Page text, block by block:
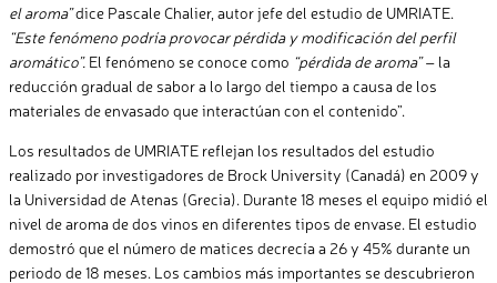
el aroma”dice Pascale Chalier, autor jefe del estudio de UMRIATE.
“Este fenómeno podría provocar pérdida y modificación del perfil
aromático”. El fenómeno se conoce como “pérdida de aroma”– la
reducción gradual de sabor a lo largo del tiempo a causa de los
materiales de envasado que interactúan con el contenido”.
Los resultados de UMRIATE reflejan los resultados del estudio
realizado por investigadores de Brock University (Canadá) en 2009 y
la Universidad de Atenas (Grecia). Durante 18 meses el equipo midió el
nivel de aroma de dos vinos en diferentes tipos de envase. El estudio
demostró que el número de matices decrecía a 26 y 45% durante un
periodo de 18 meses. Los cambios más importantes se descubrieron